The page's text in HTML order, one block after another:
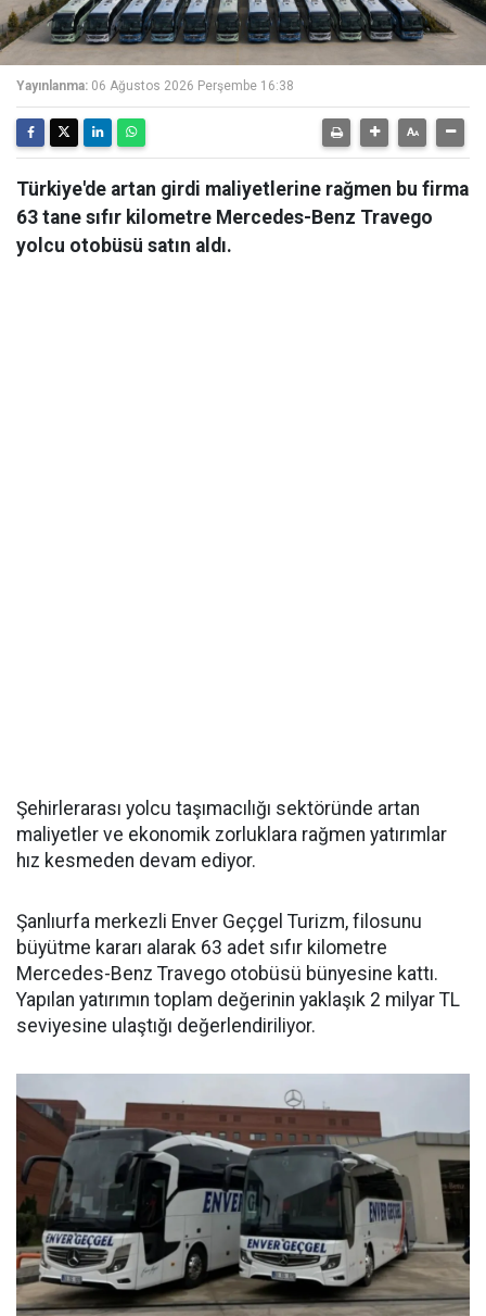
Yayınlanma: 06 Ağustos 2026 Perşembe 16:38
Türkiye'de artan girdi maliyetlerine rağmen bu firma
63 tane sıfır kilometre Mercedes-Benz Travego
yolcu otobüsü satın aldı.
Şehirlerarası yolcu taşımacılığı sektöründe artan
maliyetler ve ekonomik zorluklara rağmen yatırımlar
hız kesmeden devam ediyor.
Şanlıurfa merkezli Enver Geçgel Turizm, filosunu
büyütme kararı alarak 63 adet sıfır kilometre
Mercedes-Benz Travego otobüsü bünyesine kattı.
Yapılan yatırımın toplam değerinin yaklaşık 2 milyar TL
seviyesine ulaştığı değerlendiriliyor.